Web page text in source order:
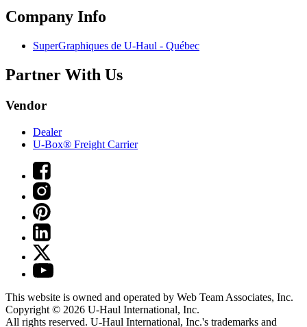
Company Info
SuperGraphiques de U-Haul - Québec
Partner With Us
Vendor
Dealer
U-Box® Freight Carrier
This website is owned and operated by Web Team Associates, Inc.
Copyright © 2026 U-Haul International, Inc.
All rights reserved. U-Haul International, Inc.'s trademarks and